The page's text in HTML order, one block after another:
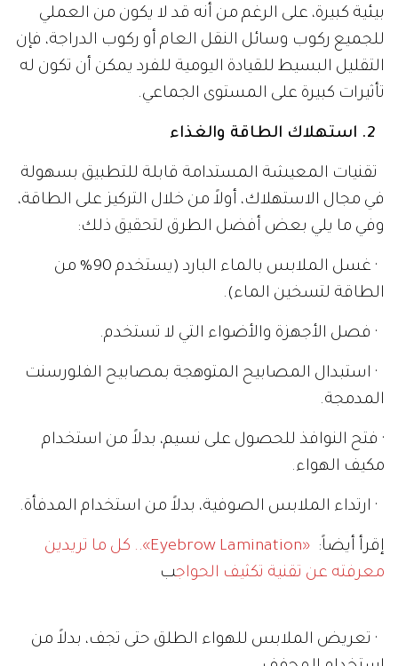
بيئية كبيرة، على الرغم من أنه قد لا يكون من العملي
للجميع ركوب وسائل النقل العام أو ركوب الدراجة، فإن
التقليل البسيط للقيادة اليومية للفرد يمكن أن تكون له
تأثيرات كبيرة على المستوى الجماعي.
تقنيات المعيشة المستدامة قابلة للتطبيق بسهولة
في مجال الاستهلاك، أولاً من خلال التركيز على الطاقة،
وفي ما يلي بعض أفضل الطرق لتحقيق ذلك:
· غسل الملابس بالماء البارد (يستخدم 90% من
الطاقة لتسخين الماء).
· فصل الأجهزة والأضواء التي لا تستخدم.
· استبدال المصابيح المتوهجة بمصابيح الفلورسنت
المدمجة.
· فتح النوافذ للحصول على نسيم، بدلاً من استخدام
مكيف الهواء.
· ارتداء الملابس الصوفية، بدلاً من استخدام المدفأة.
إقرأ أيضاً:
«Eyebrow Lamination».. كل ما تريدين
معرفته عن تقنية تكثيف الحواجب
· تعريض الملابس للهواء الطلق حتى تجف، بدلاً من